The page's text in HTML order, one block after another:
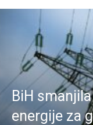
BiH
energije za